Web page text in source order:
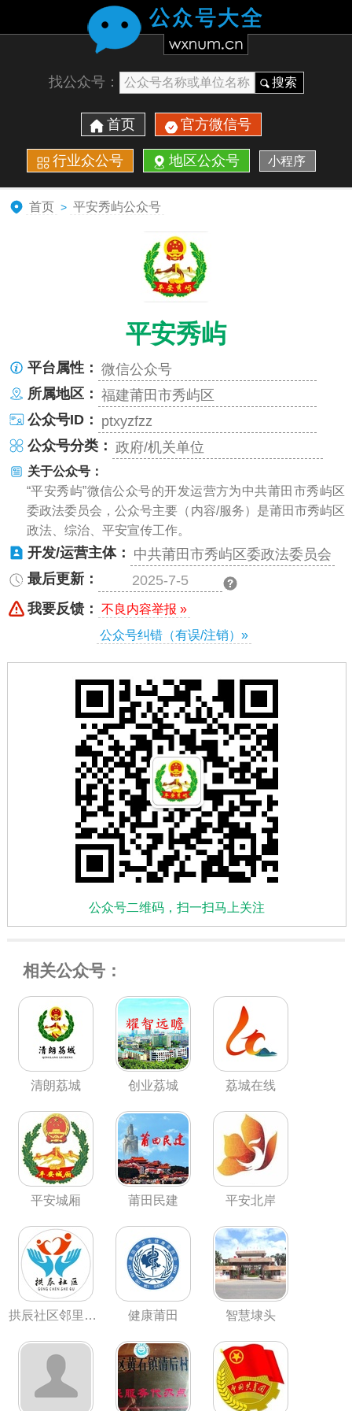
找公众号： 搜索
首页 官方微信号
行业众公号 地区公众号 小程序
首页 > 平安秀屿公众号
平安秀屿
平台属性： 微信公众号
所属地区： 福建莆田市秀屿区
公众号ID： ptxyzfzz
公众号分类： 政府/机关单位
关于公众号：
“平安秀屿”微信公众号的开发运营方为中共莆田市秀屿区
委政法委员会，公众号主要（内容/服务）是莆田市秀屿区
政法、综治、平安宣传工作。
开发/运营主体： 中共莆田市秀屿区委政法委员会
最后更新：
2025-7-5
我要反馈：
不良内容举报 »
公众号纠错（有误/注销）»
公众号二维码，扫一扫马上关注
相关公众号：
清朗荔城 创业荔城 荔城在线
平安城厢 莆田民建 平安北岸
拱辰社区邻里中心 健康莆田 智慧埭头